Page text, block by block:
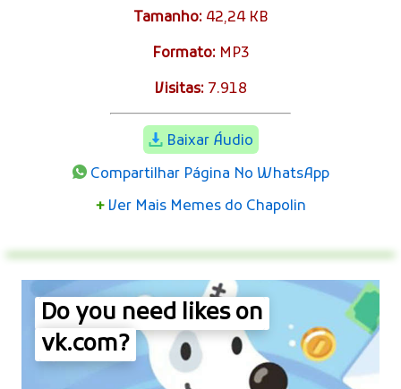
Tamanho:42,24 KB
Formato:MP3
Visitas:7.918
Baixar Áudio
Compartilhar Página No WhatsApp
+ Ver Mais Memes do Chapolin
Do you need likes on
vk.com?